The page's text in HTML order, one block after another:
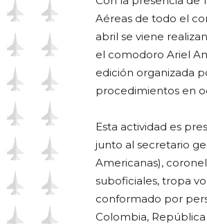
Aéreas de todo el
abril se viene
el comodoro Ariel
edición organizada
procedimientos en
Esta actividad es
junto al secretario
Americanas),
suboficiales, tropa
conformado por
Colombia,